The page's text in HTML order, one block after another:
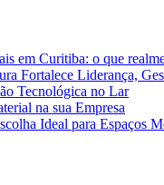
em Curitiba: o que
Fortalece Liderança,
Tecnológica no Lar
na sua Empresa
Ideal para Espaços